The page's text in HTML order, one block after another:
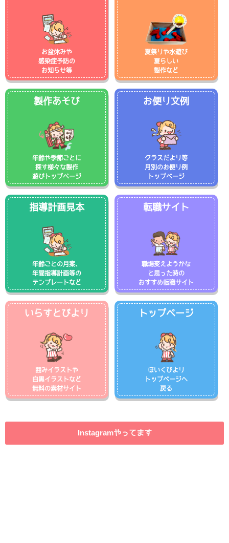
お盆休みや
感染症予防の
お知らせ等
夏祭りや水遊び
夏らしい
製作など
製作あそび
年齢や季節ごとに
探す様々な製作
遊びトップページ
お便り文例
クラスだより等
月別のお便り例
トップページ
指導計画見本
年齢ごとの月案、
年間指導計画等の
テンプレートなど
転職サイト
職場変えようかな
と思った時の
おすすめ転職サイト
いらすとびより
囲みイラストや
白黒イラストなど
無料の素材サイト
トップページ
ほいくびより
トップページへ
戻る
Instagramやってます